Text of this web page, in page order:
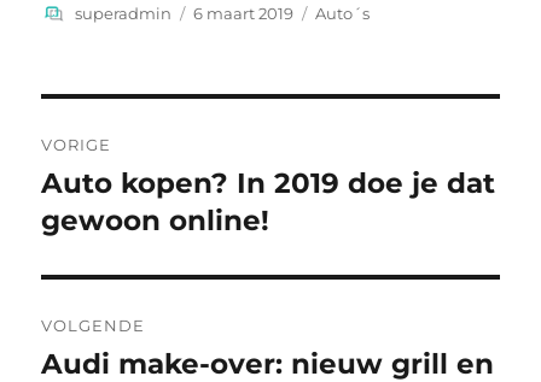
Auteur
superadmin
Geplaatst
6 maart 2019 Categorieën
Auto´s
navigatie
VORIGE
Vorig
bericht:
Auto kopen? In 2019 doe je dat
gewoon online!
VOLGENDE
Volgend
Audi make-over: nieuw grill en